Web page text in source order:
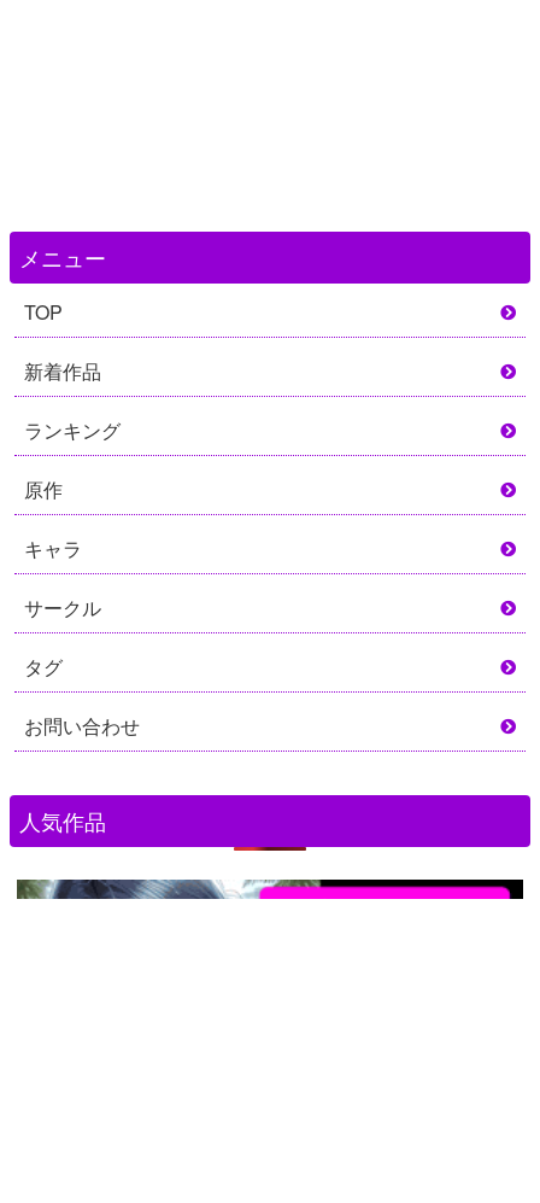
メニュー
TOP
新着作品
ランキング
原作
キャラ
サークル
タグ
お問い合わせ
人気作品